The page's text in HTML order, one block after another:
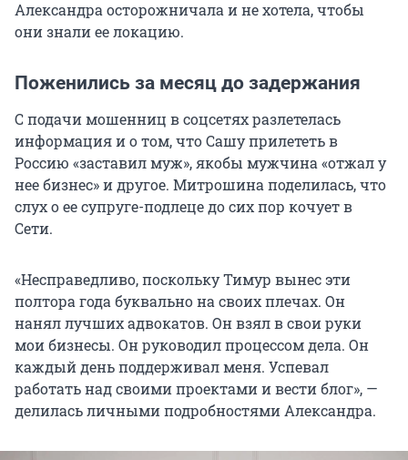
Александра осторожничала и не хотела, чтобы
они знали ее локацию.
Поженились за месяц до задержания
С подачи мошенниц в соцсетях разлетелась
информация и о том, что Сашу прилететь в
Россию «заставил муж», якобы мужчина «отжал у
нее бизнес» и другое. Митрошина поделилась, что
слух о ее супруге-подлеце до сих пор кочует в
Сети.
«Несправедливо, поскольку Тимур вынес эти
полтора года буквально на своих плечах. Он
нанял лучших адвокатов. Он взял в свои руки
мои бизнесы. Он руководил процессом дела. Он
каждый день поддерживал меня. Успевал
работать над своими проектами и вести блог», —
делилась личными подробностями Александра.